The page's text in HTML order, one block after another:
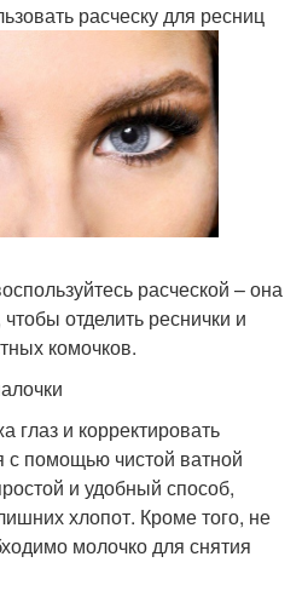
расческу для ресниц
расческой – она
отделить реснички и
комочков.
глаз и корректировать
с помощью чистой ватной
и удобный способ,
хлопот. Кроме того, не
молочко для снятия